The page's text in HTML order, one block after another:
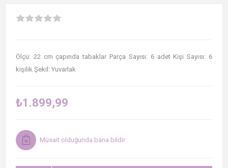
Ölçü: 22 cm çapında tabaklar Parça Sayısı: 6 adet Kişi Sayısı: 6
kişilik Şekil: Yuvarlak
₺1.899,99
Müsait olduğunda bana bildir